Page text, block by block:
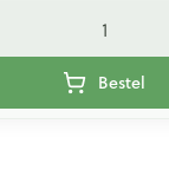
Bestel